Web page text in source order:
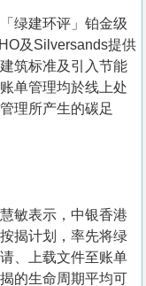
绿建环评」铂金级
及Silversands提供
筑标准及引入节能
单管理均於线上处
理所产生的碳足
敏表示，中银香港
揭计划，率先将绿
、上载文件至账单
的生命周期平均可